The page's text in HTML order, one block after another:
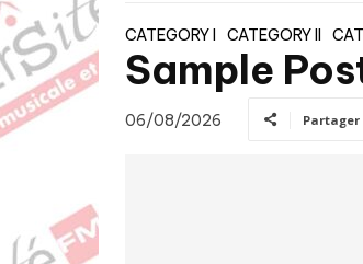
CATEGORY I CATEGORY II
Sample
06/08/2026 Partager